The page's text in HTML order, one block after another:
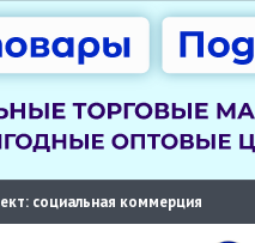
социальная коммерция